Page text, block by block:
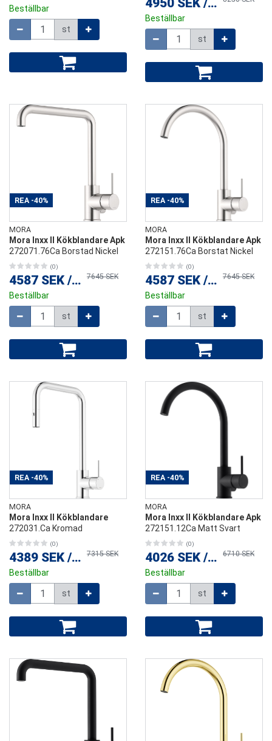
Beställbar
st
4950 SEK / st
Beställbar
st
REA -40%
MORA
Mora Inxx II Kökblandare Apk
272071.76Ca Borstad Nickel
(0)
4587 SEK / st7645 SEK
Beställbar
st
REA -40%
MORA
Mora Inxx II Kökblandare Apk
272151.76Ca Borstat Nickel
(0)
4587 SEK / st7645 SEK
Beställbar
st
REA -40%
MORA
Mora Inxx II Kökblandare
272031.Ca Kromad
(0)
4389 SEK / st7315 SEK
Beställbar
st
REA -40%
MORA
Mora Inxx II Kökblandare Apk
272151.12Ca Matt Svart
(0)
4026 SEK / st6710 SEK
Beställbar
st